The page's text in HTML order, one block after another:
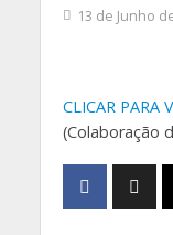
13 de Junho
CLICAR PARA
(Colaboração